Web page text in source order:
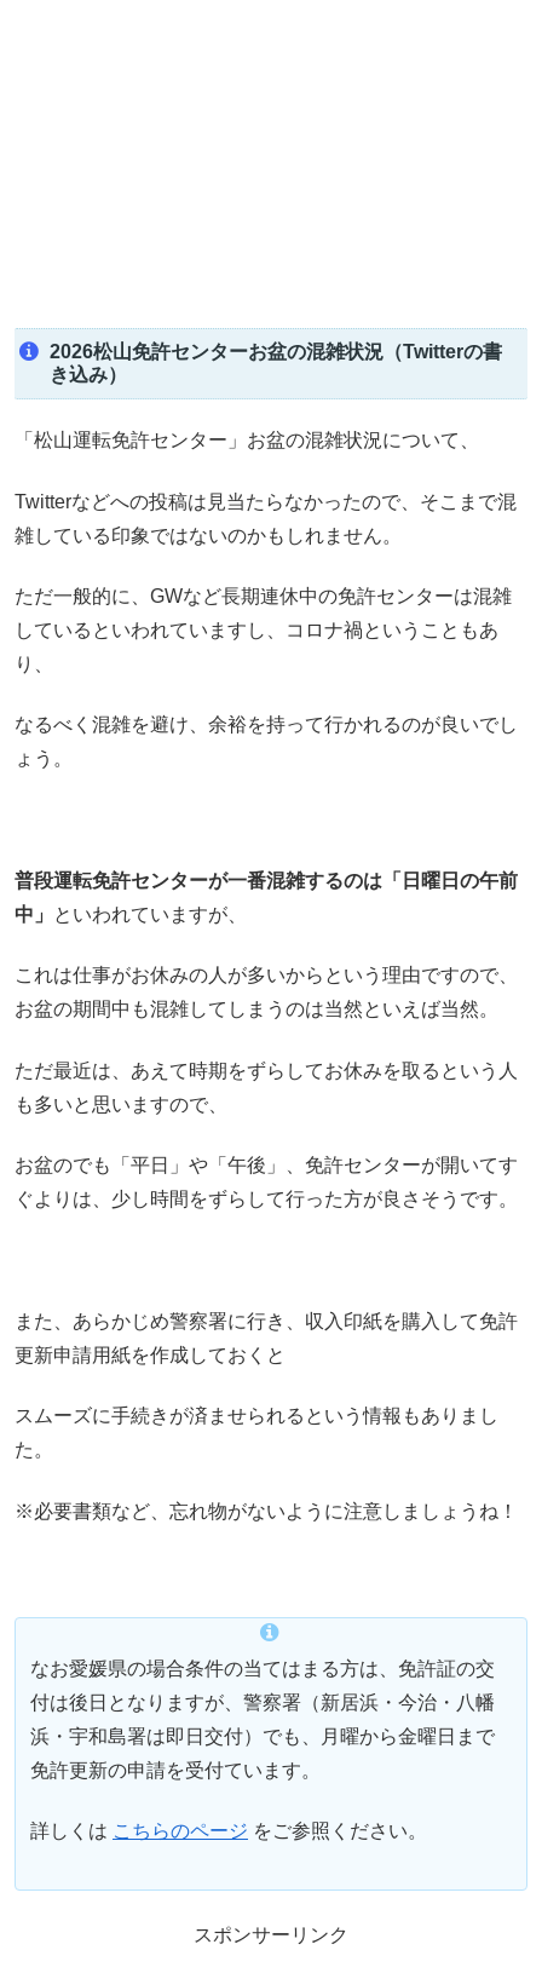
2026松山免許センターお盆の混雑状況（Twitterの書
き込み）
「松山運転免許センター」お盆の混雑状況について、
Twitterなどへの投稿は見当たらなかったので、そこまで混
雑している印象ではないのかもしれません。
ただ一般的に、GWなど長期連休中の免許センターは混雑
しているといわれていますし、コロナ禍ということもあ
り、
なるべく混雑を避け、余裕を持って行かれるのが良いでし
ょう。
普段運転免許センターが一番混雑するのは「日曜日の午前
中」
といわれていますが、
これは仕事がお休みの人が多いからという理由ですので、
お盆の期間中も混雑してしまうのは当然といえば当然。
ただ最近は、あえて時期をずらしてお休みを取るという人
も多いと思いますので、
お盆のでも「平日」や「午後」、免許センターが開いてす
ぐよりは、少し時間をずらして行った方が良さそうです。
また、あらかじめ警察署に行き、収入印紙を購入して免許
更新申請用紙を作成しておくと
スムーズに手続きが済ませられるという情報もありまし
た。
※必要書類など、忘れ物がないように注意しましょうね！
なお愛媛県の場合条件の当てはまる方は、免許証の交
付は後日となりますが、警察署（新居浜・今治・八幡
浜・宇和島署は即日交付）でも、月曜から金曜日まで
免許更新の申請を受付ています。
詳しくは こちらのページ をご参照ください。
スポンサーリンク